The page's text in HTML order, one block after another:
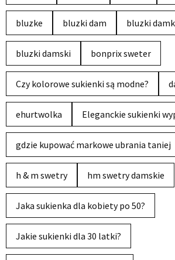
bluzke bluzki dam bluzki
bluzki damski bonprix sweter
Czy kolorowe sukienki są modne?
ehurtwolka Eleganckie sukienki
gdzie kupować markowe ubrania taniej
h & m swetry hm swetry damskie
Jaka sukienka dla kobiety po 50?
Jakie sukienki dla 30 latki?